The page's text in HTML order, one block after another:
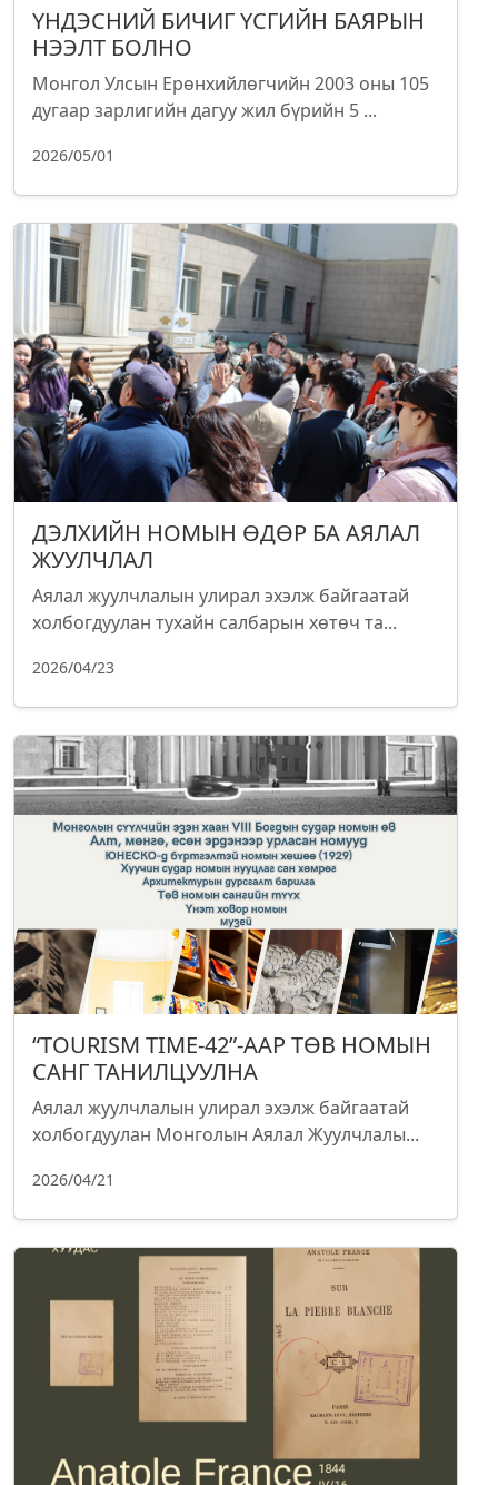
ҮНДЭСНИЙ БИЧИГ ҮСГИЙН БАЯРЫН
НЭЭЛТ БОЛНО
Монгол Улсын Ерөнхийлөгчийн 2003 оны 105
дугаар зарлигийн дагуу жил бүрийн 5 ...
2026/05/01
ДЭЛХИЙН НОМЫН ӨДӨР БА АЯЛАЛ
ЖУУЛЧЛАЛ
Аялал жуулчлалын улирал эхэлж байгаатай
холбогдуулан тухайн салбарын хөтөч та...
2026/04/23
“TOURISM TIME-42”-ААР ТӨВ НОМЫН
САНГ ТАНИЛЦУУЛНА
Аялал жуулчлалын улирал эхэлж байгаатай
холбогдуулан Монголын Аялал Жуулчлалы...
2026/04/21